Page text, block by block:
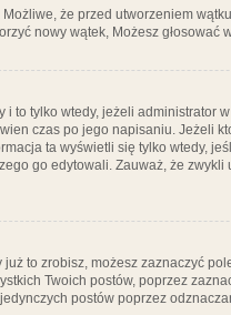
że przed utworzeniem
nowy wątek, Możesz głosować
to tylko wtedy, jeżeli administrator
czas po jego napisaniu. Jeżeli
ta wyświetli się tylko wtedy,
go edytowali. Zauważ, że
to zrobisz, możesz zaznaczyć
Twoich postów, poprzez
postów poprzez